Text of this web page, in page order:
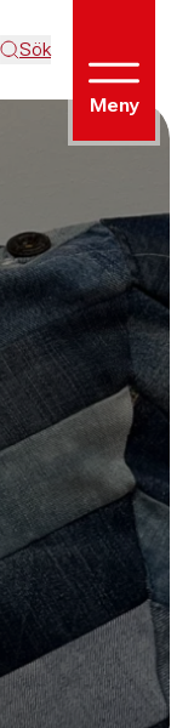
Sök
Meny